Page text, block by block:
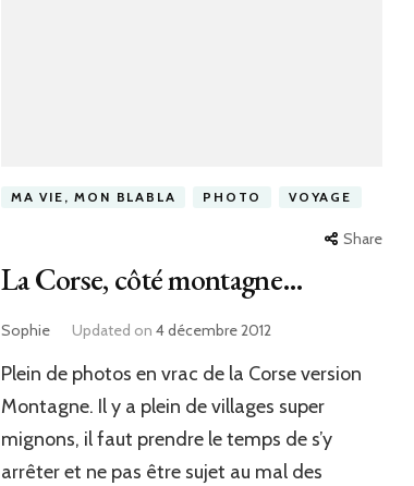
MA VIE, MON BLABLA PHOTO VOYAGE
Share
La Corse, côté montagne…
Sophie Updated on 4 décembre 2012
Plein de photos en vrac de la Corse version
Montagne. Il y a plein de villages super
mignons, il faut prendre le temps de s’y
arrêter et ne pas être sujet au mal des